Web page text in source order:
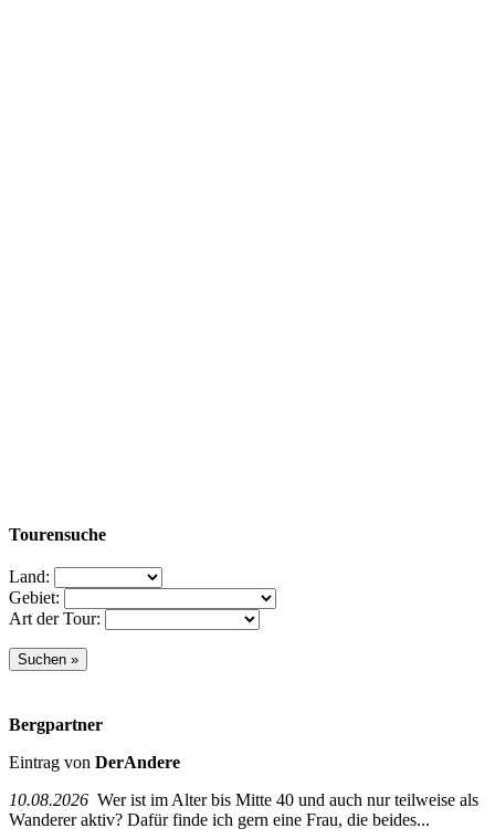
Tourensuche
Land:
Gebiet:
Art der Tour:
Bergpartner
Eintrag von DerAndere
10.08.2026 Wer ist im Alter bis Mitte 40 und auch nur teilweise als
Wanderer aktiv? Dafür finde ich gern eine Frau, die beides...